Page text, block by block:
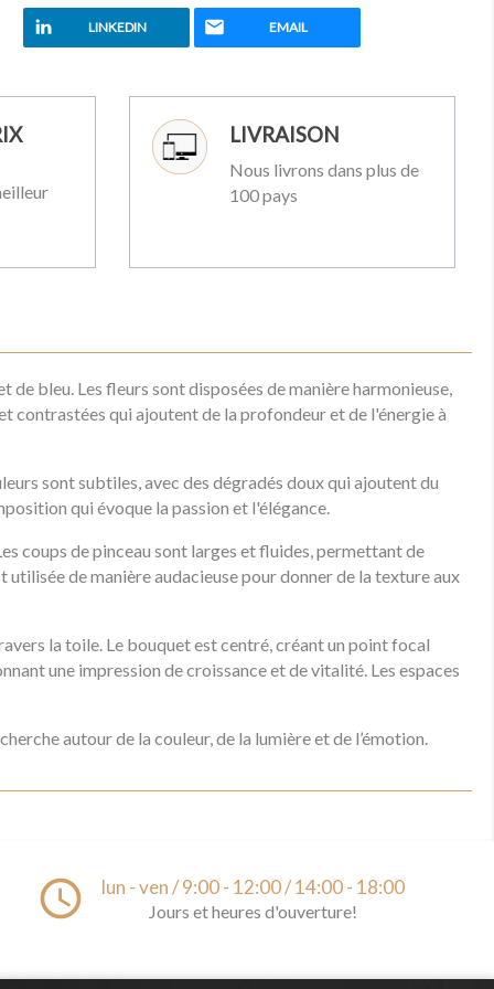
LINKEDIN EMAIL
LIVRAISON
Nous livrons dans plus de
100 pays
bleu. Les fleurs sont disposées de manière harmonieuse,
contrastées qui ajoutent de la profondeur et de l'énergie à
sont subtiles, avec des dégradés doux qui ajoutent du
qui évoque la passion et l'élégance.
coups de pinceau sont larges et fluides, permettant de
de manière audacieuse pour donner de la texture aux
la toile. Le bouquet est centré, créant un point focal
une impression de croissance et de vitalité. Les espaces
autour de la couleur, de la lumière et de l’émotion.
access_time lun - ven / 9:00 - 12:00 / 14:00 - 18:00
Jours et heures d'ouverture!